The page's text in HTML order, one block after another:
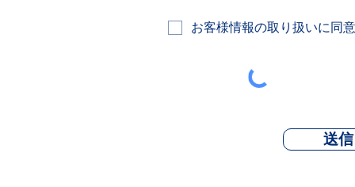
お客様情報の取り扱いに同
送信